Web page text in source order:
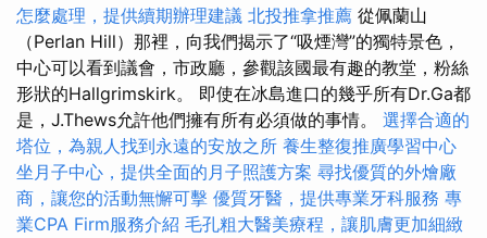
怎麼處理，提供續期辦理建議 北投推拿推薦 從佩蘭山
（Perlan Hill）那裡，向我們揭示了“吸煙灣”的獨特景色，
中心可以看到議會，市政廳，參觀該國最有趣的教堂，粉絲
形狀的Hallgrimskirk。 即使在冰島進口的幾乎所有Dr.Ga都
是，J.Thews允許他們擁有所有必須做的事情。 選擇合適的
塔位，為親人找到永遠的安放之所 養生整復推廣學習中心
坐月子中心，提供全面的月子照護方案 尋找優質的外燴廠
商，讓您的活動無懈可擊 優質牙醫，提供專業牙科服務 專
業CPA Firm服務介紹 毛孔粗大醫美療程，讓肌膚更加細緻